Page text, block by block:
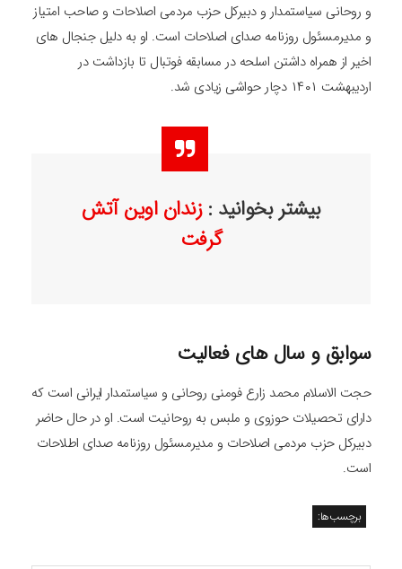
و روحانی سیاستمدار و دبیرکل حزب مردمی اصلاحات و صاحب امتیاز
و مدیرمسئول روزنامه صدای اصلاحات است. او به دلیل جنجال های
اخیر از همراه داشتن اسلحه در مسابقه فوتبال تا بازداشت در
اردیبهشت ۱۴۰۱ دچار حواشی زیادی شد.
بیشتر بخوانید :زندان اوین آتش
گرفت
سوابق و سال های فعالیت
حجت الاسلام محمد زارع فومنی روحانی و سیاستمدار ایرانی است که
دارای تحصیلات حوزوی و ملبس به روحانیت است. او در حال حاضر
دبیرکل حزب مردمی اصلاحات و مدیرمسئول روزنامه صدای اطلاحات
است.
برچسب‌ها: